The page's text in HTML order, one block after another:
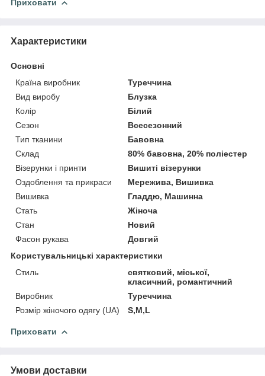
Приховати
Характеристики
Основні
Країна виробник
Туреччина
Вид виробу
Блузка
Колір
Білий
Сезон
Всесезонний
Тип тканини
Бавовна
Склад
80% бавовна, 20% поліестер
Візерунки і принти
Вишиті візерунки
Оздоблення та прикраси
Мережива, Вишивка
Вишивка
Гладдю, Машинна
Стать
Жіноча
Стан
Новий
Фасон рукава
Довгий
Користувальницькі характеристики
Стиль
святковий, міської,
класичний, романтичний
Виробник
Туреччина
Розмір жіночого одягу (UA)
S,M,L
Приховати
Умови доставки